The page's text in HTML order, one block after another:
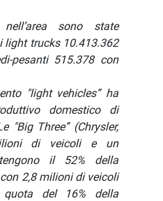
sono state
light trucks 10.413.362
pesanti 515.378 con
"light vehicles” ha
domestico di
"Big Three” (Chrysler,
di veicoli e un
il 52% della
2,8 milioni di veicoli
del 16% della